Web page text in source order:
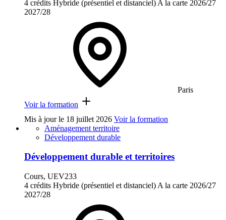
4 crédits Hybride (présentiel et distanciel) A la carte 2026/27
2027/28
Paris
Voir la formation
Mis à jour le 18 juillet 2026 Voir la formation
Aménagement territoire
Développement durable
Développement durable et territoires
Cours, UEV233
4 crédits Hybride (présentiel et distanciel) A la carte 2026/27
2027/28